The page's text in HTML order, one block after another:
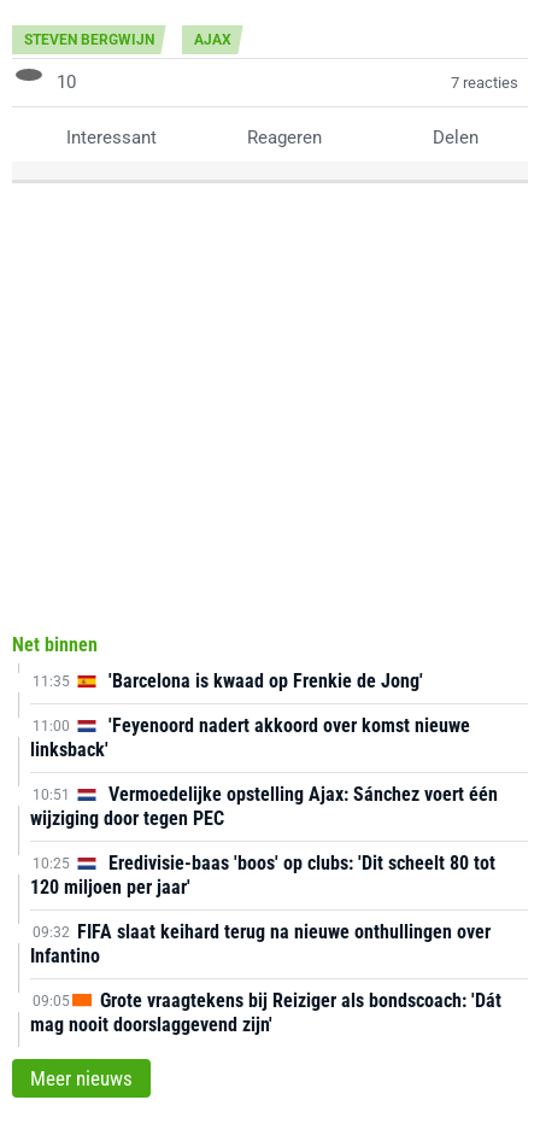
STEVEN BERGWIJN AJAX
10 7 reacties
Interessant Reageren Delen
Net binnen
11:35 'Barcelona is kwaad op Frenkie de Jong'
11:00
'Feyenoord nadert akkoord over komst nieuwe
linksback'
10:51
Vermoedelijke opstelling Ajax: Sánchez voert één
wijziging door tegen PEC
10:25
Eredivisie-baas 'boos' op clubs: 'Dit scheelt 80 tot
120 miljoen per jaar'
09:32 FIFA slaat keihard terug na nieuwe onthullingen over
Infantino
09:05
Grote vraagtekens bij Reiziger als bondscoach: 'Dát
mag nooit doorslaggevend zijn'
Meer nieuws